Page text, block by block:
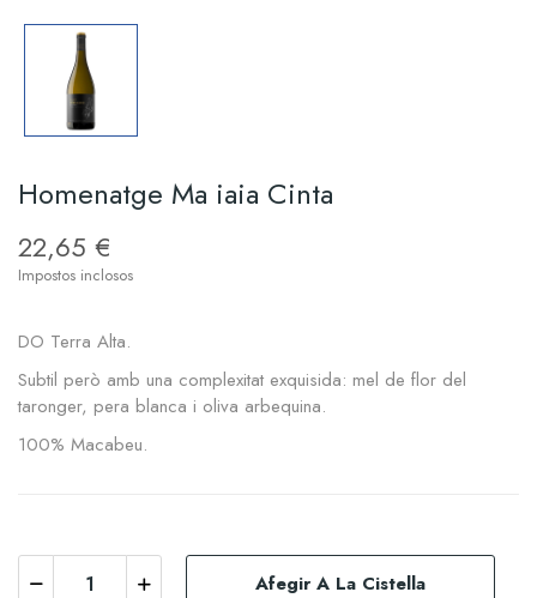
Homenatge Ma iaia Cinta
22,65 €
Impostos inclosos
DO Terra Alta.
Subtil però amb una complexitat exquisida: mel de flor del
taronger, pera blanca i oliva arbequina.
100% Macabeu.
Afegir A La Cistella